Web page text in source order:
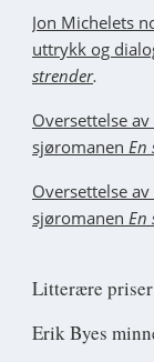
Jon Michelets
uttrykk og
strender.
Oversettelse
sjøromanen En
Oversettelse
sjøromanen En
Litterære
Erik Byes